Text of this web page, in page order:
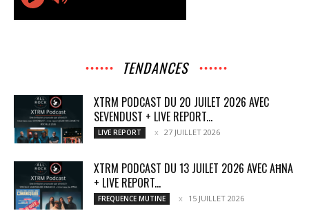
TENDANCES
XTRM PODCAST DU 20 JUILET 2026 AVEC
SEVENDUST + LIVE REPORT...
LIVE REPORT 27 JUILLET 2026
XTRM PODCAST DU 13 JUILET 2026 AVEC AĦNA
+ LIVE REPORT...
FREQUENCE MUTINE 15 JUILLET 2026